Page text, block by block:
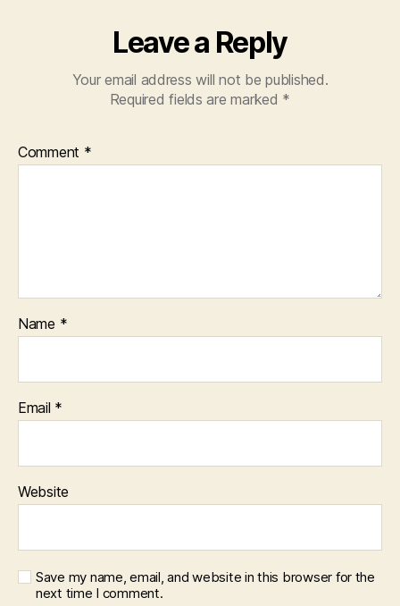
Leave a Reply
Your email address will not be published.
Required fields are marked *
Comment *
Name *
Email *
Website
Save my name, email, and website in this browser for the
next time I comment.